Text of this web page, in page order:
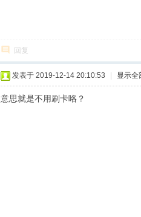
回复
发表于 2019-12-14 20:10:53 显示全
意思就是不用刷卡咯？